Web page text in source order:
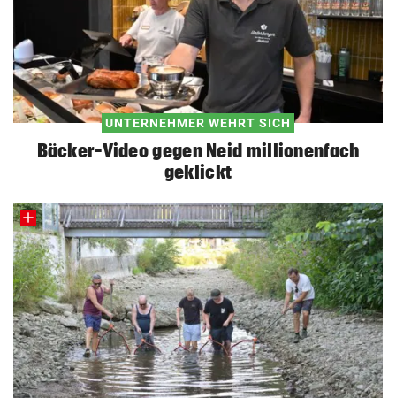
UNTERNEHMER WEHRT SICH
Bäcker-Video gegen Neid millionenfach
geklickt